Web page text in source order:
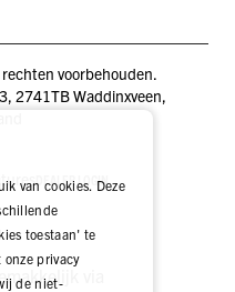
voorbehouden.
2741TB Waddinxveen,
DEALER LOGIN
via
van cookies. Deze
toestaan' te
onze privacy
de niet-